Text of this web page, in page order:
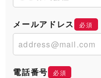
メールアドレス 必須
電話番号 必須